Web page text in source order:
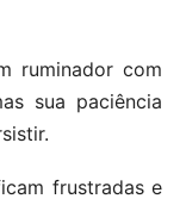
ruminador com
sua paciência
frustradas e